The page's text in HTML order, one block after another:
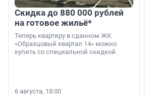
Скидка до 880 000 рублей
на готовое жильё*
Теперь квартиру в сданном ЖК
«Образцовый квартал 14» можно
купить со специальной скидкой.
6 августа, 18:00